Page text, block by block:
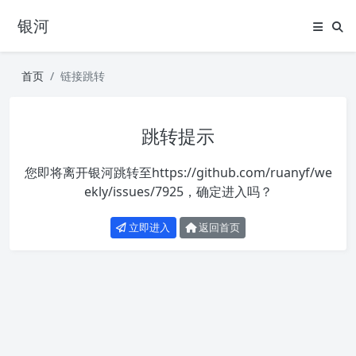
银河
首页 链接跳转
跳转提示
您即将离开银河跳转至https://github.com/ruanyf/we
ekly/issues/7925，确定进入吗？
立即进入 返回首页